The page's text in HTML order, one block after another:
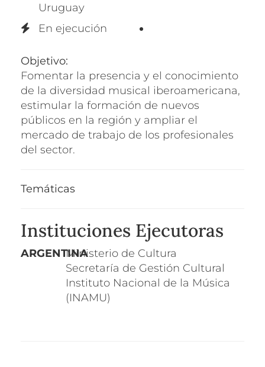
Uruguay
En ejecución
Objetivo:
Fomentar la presencia y el conocimiento
de la diversidad musical iberoamericana,
estimular la formación de nuevos
públicos en la región y ampliar el
mercado de trabajo de los profesionales
del sector.
Temáticas
Instituciones Ejecutoras
ARGENTINAMinisterio de Cultura
Secretaría de Gestión Cultural
Instituto Nacional de la Música
(INAMU)